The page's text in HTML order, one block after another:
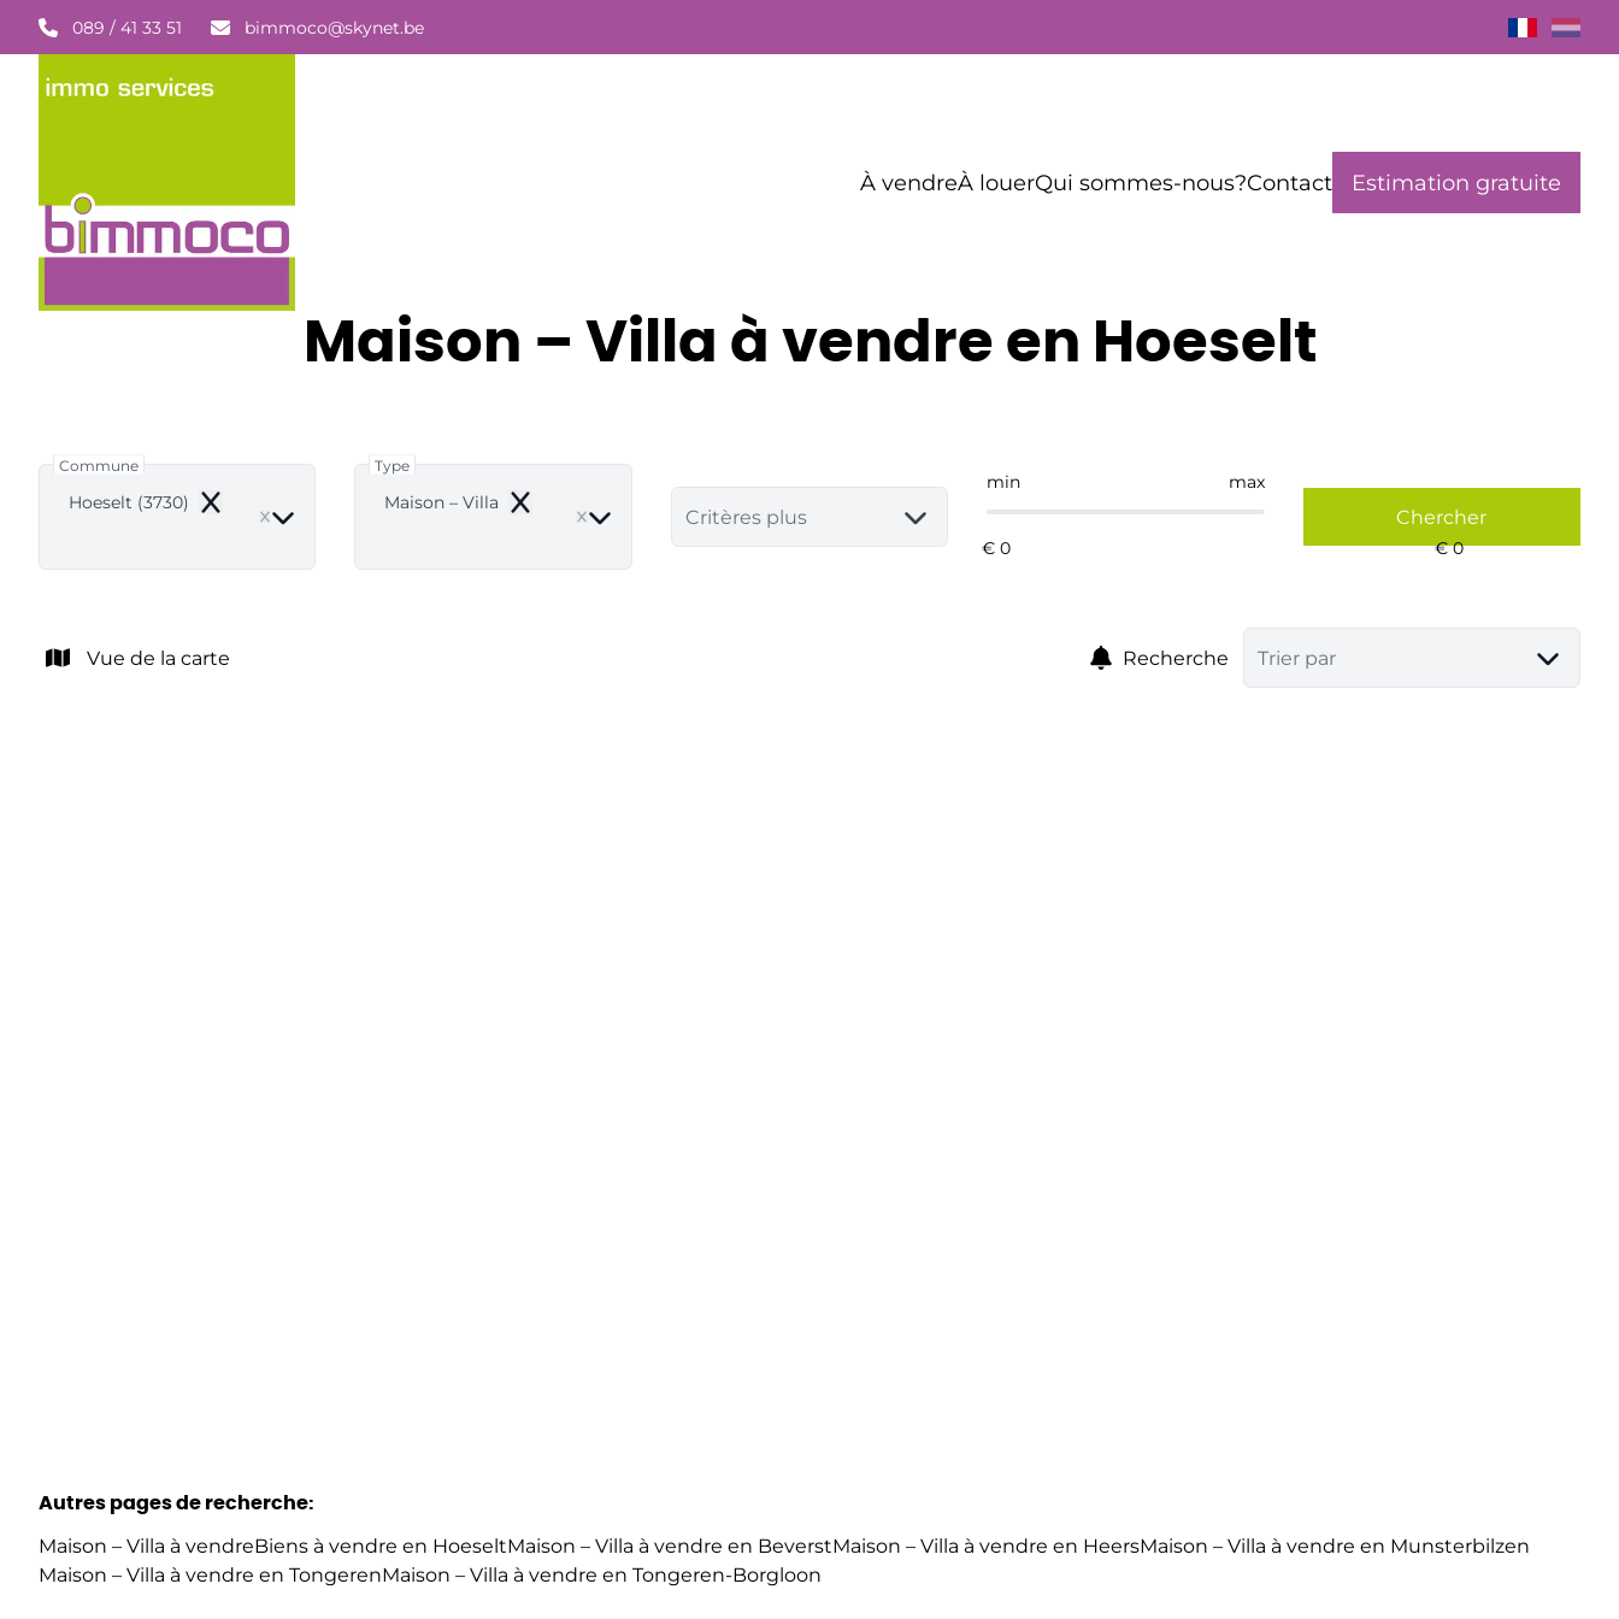
Aller au contenu principal
089 / 41 33 51 bimmoco@skynet.be
À vendreÀ louerQui sommes-nous?Contact Estimation gratuite
Maison – Villa à vendre en Hoeselt
Commune
Hoeselt (3730) Remove
Type
Maison – Villa Remove Critères plus
min max
Chercher
Vue de la carte Recherche Trier par
Autres pages de recherche:
Maison – Villa à vendreBiens à vendre en HoeseltMaison – Villa à vendre en BeverstMaison – Villa à vendre en HeersMaison – Villa à vendre en Munsterbilzen
Maison – Villa à vendre en TongerenMaison – Villa à vendre en Tongeren-Borgloon